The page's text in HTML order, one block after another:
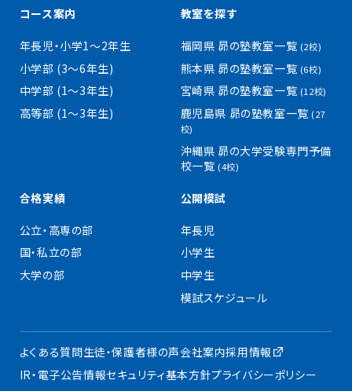
コース案内
年長児・小学1〜2年生
小学部 (3〜6年生)
中学部 (1〜3年生)
高等部 (1〜3年生)
教室を探す
福岡県 昴の塾教室一覧 (2校)
熊本県 昴の塾教室一覧 (6校)
宮崎県 昴の塾教室一覧 (12校)
鹿児島県 昴の塾教室一覧(27
校)
沖縄県 昴の大学受験専門予備
校一覧 (4校)
合格実績
公立・高専の部
国・私立の部
大学の部
公開模試
年長児
小学生
中学生
模試スケジュール
よくある質問生徒・保護者様の声会社案内採用情報
IR・電子公告情報セキュリティ基本方針プライバシーポリシー